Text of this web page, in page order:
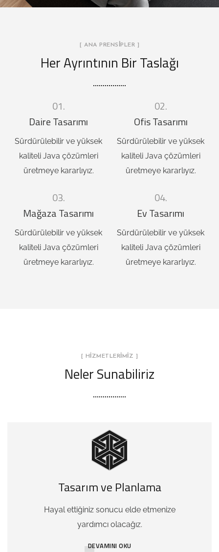
[ ANA PRENSİPLER ]
Her Ayrıntının Bir Taslağı
01.
Daire Tasarımı
Sürdürülebilir ve yüksek
kaliteli Java çözümleri
üretmeye kararlıyız.
02.
Ofis Tasarımı
Sürdürülebilir ve yüksek
kaliteli Java çözümleri
üretmeye kararlıyız.
03.
Mağaza Tasarımı
Sürdürülebilir ve yüksek
kaliteli Java çözümleri
üretmeye kararlıyız.
04.
Ev Tasarımı
Sürdürülebilir ve yüksek
kaliteli Java çözümleri
üretmeye kararlıyız.
[ HİZMETLERİMİZ ]
Neler Sunabiliriz
Tasarım ve Planlama
Hayal ettiğiniz sonucu elde etmenize
yardımcı olacağız.
DEVAMINI OKU